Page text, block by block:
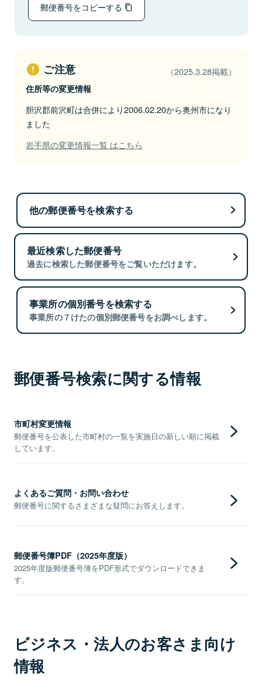
郵便番号をコピーする
ご注意 （2025.3.28掲載）
住所等の変更情報
胆沢郡前沢町は合併により2006.02.20から奥州市になり
ました
岩手県の変更情報一覧 はこちら
他の郵便番号を検索する
最近検索した郵便番号
過去に検索した郵便番号をご覧いただけます。
事業所の個別番号を検索する
事業所の７けたの個別郵便番号をお調べします。
郵便番号検索に関する情報
市町村変更情報
郵便番号を公表した市町村の一覧を実施日の新しい順に掲載
しています。
よくあるご質問・お問い合わせ
郵便番号に関するさまざまな疑問にお答えします。
郵便番号簿PDF（2025年度版）
2025年度版郵便番号簿をPDF形式でダウンロードできま
す。
ビジネス・法人のお客さま向け
情報